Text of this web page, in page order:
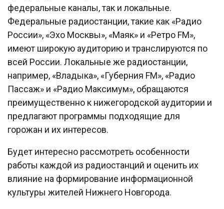
федеральные каналы, так и локальные.
Федеральные радиостанции, такие как «Радио
России», «Эхо Москвы», «Маяк» и «Ретро FM»,
имеют широкую аудиторию и транслируются по
всей России. Локальные же радиостанции,
например, «Владыка», «Губерния FM», «Радио
Пассаж» и «Радио Максимум», обращаются
преимущественно к нижегородской аудитории и
предлагают программы подходящие для
горожан и их интересов.
Будет интересно рассмотреть особенности
работы каждой из радиостанций и оценить их
влияние на формирование информационной
культуры жителей Нижнего Новгорода.